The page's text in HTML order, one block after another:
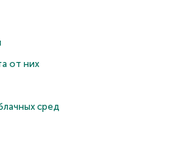
от них
сред